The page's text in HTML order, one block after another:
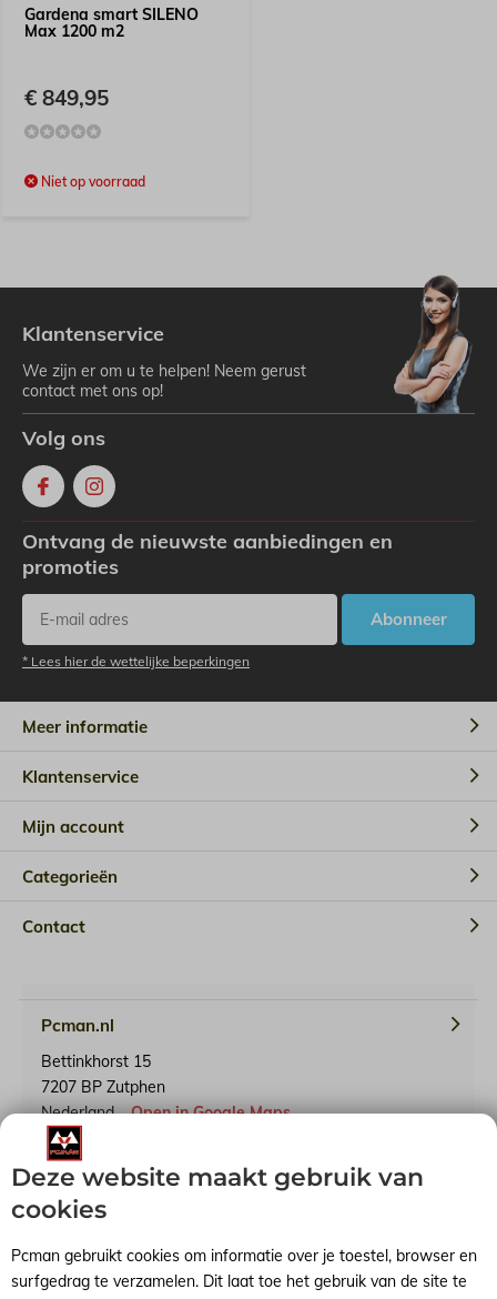
Gardena smart SILENO
Max 1200 m2
€ 849,95
Niet op voorraad
Klantenservice
We zijn er om u te helpen! Neem gerust
contact met ons op!
Volg ons
Ontvang de nieuwste aanbiedingen en
promoties
Abonneer
* Lees hier de wettelijke beperkingen
Meer informatie
Klantenservice
Mijn account
Categorieën
Contact
Pcman.nl
Bettinkhorst 15
7207 BP Zutphen
Nederland
Open in Google Maps
KvK-nummer: 65241614
BTW-identificatienummer: NL001791739B90
Deze website maakt gebruik van
cookies
Pcman gebruikt cookies om informatie over je toestel, browser en
surfgedrag te verzamelen. Dit laat toe het gebruik van de site te